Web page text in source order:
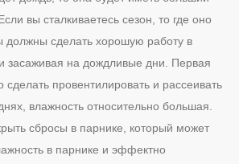
вы сталкиваетесь сезон, то где оно
должны сделать хорошую работу в
засаживая на дождливые дни. Первая
провентилировать и рассеивать
влажность относительно большая.
сбросы в парнике, который может
в парнике и эффектно